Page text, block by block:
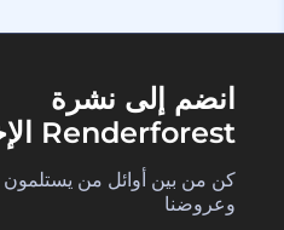
انضم إلى نشرة
Renderforest الإخبارية
كن من بين أوائل من يستلمون
وعروضنا